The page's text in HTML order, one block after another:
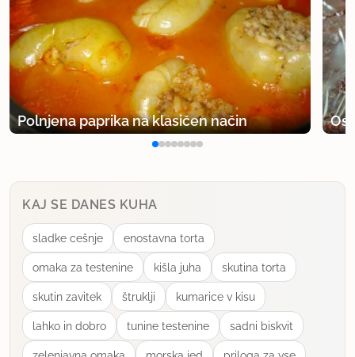
Polnjena paprika na klasičen način
KAJ SE DANES KUHA
sladke cešnje enostavna torta
omaka za testenine kišla juha skutina torta
skutin zavitek štruklji kumarice v kisu
lahko in dobro tunine testenine sadni biskvit